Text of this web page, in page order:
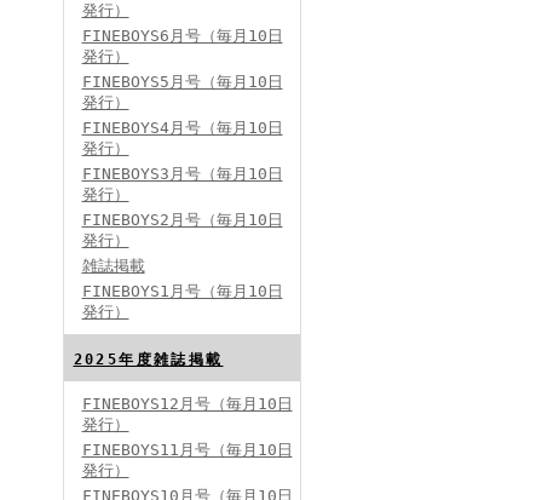
FINEBOYS2024年9月号
FINEBOYS2024年8月号
発行）
FINEBOYS6月号（毎月10日
発行）
FINEBOYS5月号（毎月10日
発行）
FINEBOYS4月号（毎月10日
発行）
FINEBOYS3月号（毎月10日
発行）
FINEBOYS2月号（毎月10日
発行）
雑誌掲載
FINEBOYS1月号（毎月10日
発行）
2025年度雑誌掲載
FINEBOYS12月号（毎月10日
発行）
FINEBOYS11月号（毎月10日
発行）
FINEBOYS10月号（毎月10日